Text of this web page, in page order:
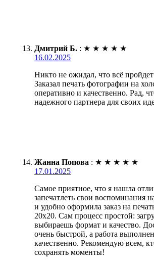
Дмитрий Б. : ★ ★ ★ ★ ★
16.02.2025
Никто не ожидал, что всё пройдет
Заказал печать фотографии на
оперативно и качественно. Рад,
надежного партнера для своих
Жанна Попова : ★ ★ ★ ★ ★
17.01.2025
Самое приятное, что я нашла
запечатлеть свои воспоминания
и удобно оформила заказ на
20х20. Сам процесс простой:
выбираешь формат и качество.
очень быстрой, а работа
качественно. Рекомендую всем,
сохранять моменты!